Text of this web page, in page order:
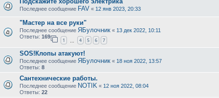
Последнее сообщение FAV « 12 янв 2023, 20:33
"Мастер на все руки"
Последнее сообщение ЯБулочник « 13 дек 2022, 10:11
Ответы: 169
1 4 5 6 7
SOS!Клопы атакуют!
Последнее сообщение ЯБулочник « 18 ноя 2022, 13:57
Ответы: 8
Сантехнические работы.
Последнее сообщение NOTIK « 12 ноя 2022, 08:04
Ответы: 22